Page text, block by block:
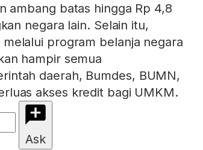
ambang batas hingga Rp 4,8
negara lain. Selain itu,
program belanja negara
hampir semua
daerah, Bumdes, BUMN,
akses kredit bagi UMKM.
Ask